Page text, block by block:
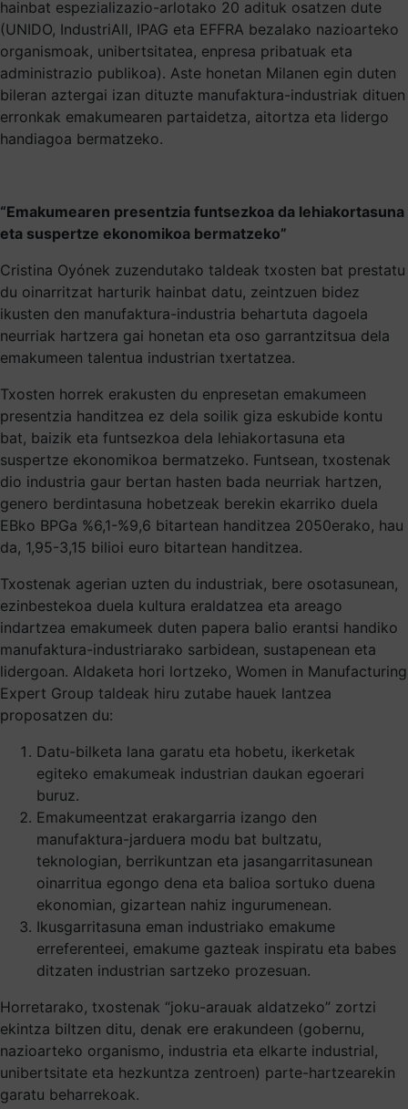
hainbat espezializazio-arlotako 20 adituk osatzen dute
(UNIDO, IndustriAll, IPAG eta EFFRA bezalako nazioarteko
organismoak, unibertsitatea, enpresa pribatuak eta
administrazio publikoa). Aste honetan Milanen egin duten
bileran aztergai izan dituzte manufaktura-industriak dituen
erronkak emakumearen partaidetza, aitortza eta lidergo
handiagoa bermatzeko.
“Emakumearen presentzia funtsezkoa da lehiakortasuna
eta suspertze ekonomikoa bermatzeko”
Cristina Oyónek zuzendutako taldeak txosten bat prestatu
du oinarritzat harturik hainbat datu, zeintzuen bidez
ikusten den manufaktura-industria behartuta dagoela
neurriak hartzera gai honetan eta oso garrantzitsua dela
emakumeen talentua industrian txertatzea.
Txosten horrek erakusten du enpresetan emakumeen
presentzia handitzea ez dela soilik giza eskubide kontu
bat, baizik eta funtsezkoa dela lehiakortasuna eta
suspertze ekonomikoa bermatzeko. Funtsean, txostenak
dio industria gaur bertan hasten bada neurriak hartzen,
genero berdintasuna hobetzeak berekin ekarriko duela
EBko BPGa %6,1-%9,6 bitartean handitzea 2050erako, hau
da, 1,95-3,15 bilioi euro bitartean handitzea.
Txostenak agerian uzten du industriak, bere osotasunean,
ezinbestekoa duela kultura eraldatzea eta areago
indartzea emakumeek duten papera balio erantsi handiko
manufaktura-industriarako sarbidean, sustapenean eta
lidergoan. Aldaketa hori lortzeko, Women in Manufacturing
Expert Group taldeak hiru zutabe hauek lantzea
proposatzen du:
Datu-bilketa lana garatu eta hobetu, ikerketak
egiteko emakumeak industrian daukan egoerari
buruz.
Emakumeentzat erakargarria izango den
manufaktura-jarduera modu bat bultzatu,
teknologian, berrikuntzan eta jasangarritasunean
oinarritua egongo dena eta balioa sortuko duena
ekonomian, gizartean nahiz ingurumenean.
Ikusgarritasuna eman industriako emakume
erreferenteei, emakume gazteak inspiratu eta babes
ditzaten industrian sartzeko prozesuan.
Horretarako, txostenak “joku-arauak aldatzeko” zortzi
ekintza biltzen ditu, denak ere erakundeen (gobernu,
nazioarteko organismo, industria eta elkarte industrial,
unibertsitate eta hezkuntza zentroen) parte-hartzearekin
garatu beharrekoak.